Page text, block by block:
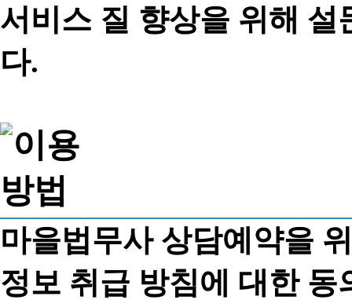
서비스 질 향상을 위해
다.
마을법무사 상담예약을
정보 취급 방침에 대한 동